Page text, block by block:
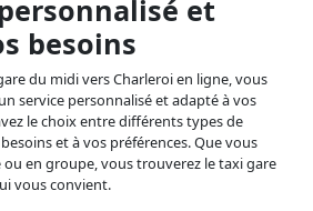
et
besoins
du midi vers Charleroi en ligne, vous
service personnalisé et adapté à vos
le choix entre différents types de
et à vos préférences. Que vous
ou en groupe, vous trouverez le taxi gare
vous convient.